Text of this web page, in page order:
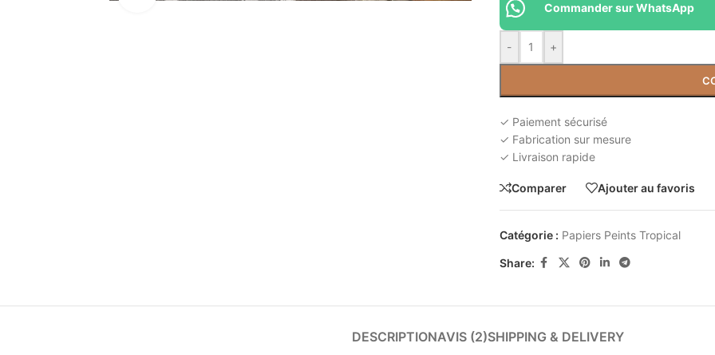
- +
Commander sur WhatsApp
✓ Paiement sécurisé
✓ Fabrication sur mesure
✓ Livraison rapide
Comparer Ajouter au favoris
Catégorie : Papiers Peints Tropical
Share:
DESCRIPTIONAVIS (2)SHIPPING & DELIVERY